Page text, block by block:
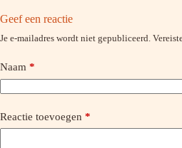
Geef een reactie
Je e-mailadres wordt niet gepubliceerd.
Naam *
Reactie toevoegen *